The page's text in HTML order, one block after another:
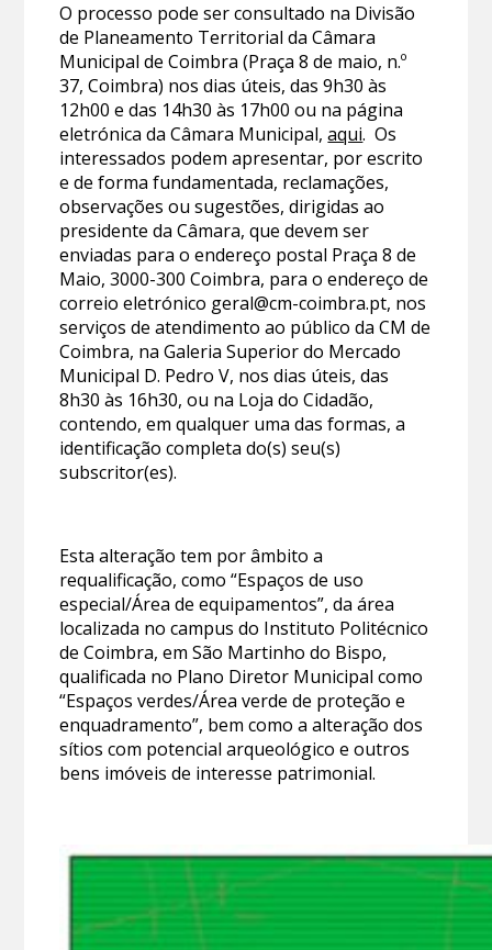
O processo pode ser consultado na Divisão
de Planeamento Territorial da Câmara
Municipal de Coimbra (Praça 8 de maio, n.º
37, Coimbra) nos dias úteis, das 9h30 às
12h00 e das 14h30 às 17h00 ou na página
eletrónica da Câmara Municipal,aqui. Os
interessados podem apresentar, por escrito
e de forma fundamentada, reclamações,
observações ou sugestões, dirigidas ao
presidente da Câmara, que devem ser
enviadas para o endereço postal Praça 8 de
Maio, 3000-300 Coimbra, para o endereço de
correio eletrónico geral@cm-coimbra.pt, nos
serviços de atendimento ao público da CM de
Coimbra, na Galeria Superior do Mercado
Municipal D. Pedro V, nos dias úteis, das
8h30 às 16h30, ou na Loja do Cidadão,
contendo, em qualquer uma das formas, a
identificação completa do(s) seu(s)
subscritor(es).
Esta alteração tem por âmbito a
requalificação, como “Espaços de uso
especial/Área de equipamentos”, da área
localizada no campus do Instituto Politécnico
de Coimbra, em São Martinho do Bispo,
qualificada no Plano Diretor Municipal como
“Espaços verdes/Área verde de proteção e
enquadramento”, bem como a alteração dos
sítios com potencial arqueológico e outros
bens imóveis de interesse patrimonial.